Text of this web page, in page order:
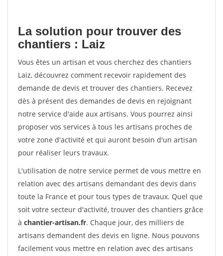
La solution pour trouver des
chantiers : Laiz
Vous êtes un artisan et vous cherchez des chantiers
Laiz, découvrez comment recevoir rapidement des
demande de devis et trouver des chantiers. Recevez
dès à présent des demandes de devis en rejoignant
notre service d'aide aux artisans. Vous pourrez ainsi
proposer vos services à tous les artisans proches de
votre zone d'activité et qui auront besoin d'un artisan
pour réaliser leurs travaux.
L'utilisation de notre service permet de vous mettre en
relation avec des artisans demandant des devis dans
toute la France et pour tous types de travaux. Quel que
soit votre secteur d'activité, trouver des chantiers grâce
à chantier-artisan.fr. Chaque jour, des milliers de
artisans demandent des devis en ligne. Nous pouvons
facilement vous mettre en relation avec des artisans